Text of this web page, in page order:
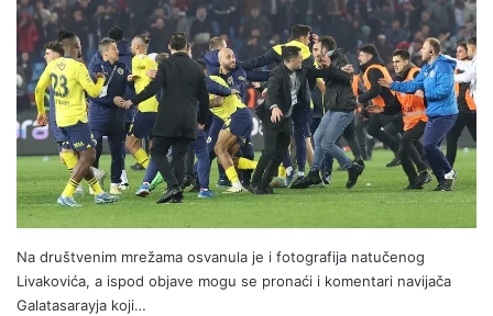
Na društvenim mrežama osvanula je i fotografija natučenog
Livakovića, a ispod objave mogu se pronaći i komentari navijača
Galatasarayja koji…